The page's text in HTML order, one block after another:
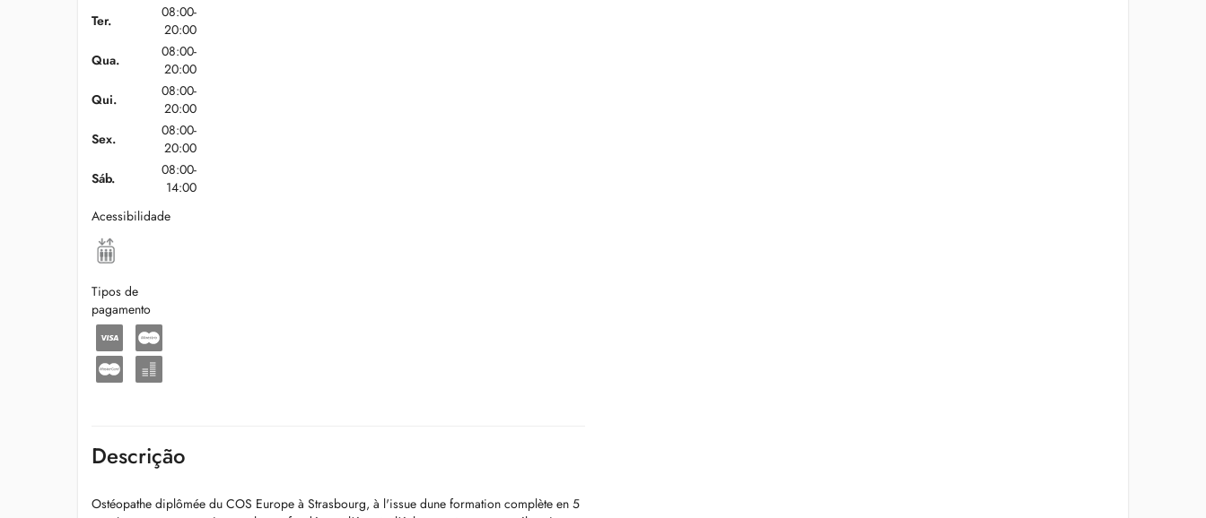
Ter.
08:00-
20:00
Qua.
08:00-
20:00
Qui.
08:00-
20:00
Sex.
08:00-
20:00
Sáb.
08:00-
14:00
Acessibilidade
Tipos de
pagamento
Descrição
Ostéopathe diplômée du COS Europe à Strasbourg, à l'issue dune formation complète en 5